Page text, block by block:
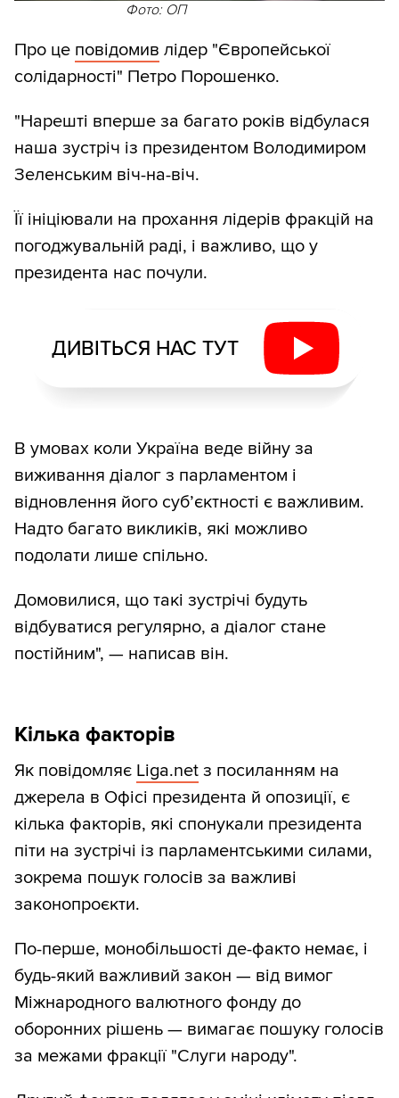
Фото: ОП
Про це повідомив лідер "Європейської
солідарності" Петро Порошенко.
"Нарешті вперше за багато років відбулася
наша зустріч із президентом Володимиром
Зеленським віч-на-віч.
Її ініціювали на прохання лідерів фракцій на
погоджувальній раді, і важливо, що у
президента нас почули.
ДИВІТЬСЯ НАС ТУТ
В умовах коли Україна веде війну за
виживання діалог з парламентом і
відновлення його суб’єктності є важливим.
Надто багато викликів, які можливо
подолати лише спільно.
Домовилися, що такі зустрічі будуть
відбуватися регулярно, а діалог стане
постійним", — написав він.
Кілька факторів
Як повідомляє Liga.net з посиланням на
джерела в Офісі президента й опозиції, є
кілька факторів, які спонукали президента
піти на зустрічі із парламентськими силами,
зокрема пошук голосів за важливі
законопроєкти.
По-перше, монобільшості де-факто немає, і
будь-який важливий закон — від вимог
Міжнародного валютного фонду до
оборонних рішень — вимагає пошуку голосів
за межами фракції "Слуги народу".